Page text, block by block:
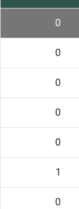
0
0
0
0
0
1
0